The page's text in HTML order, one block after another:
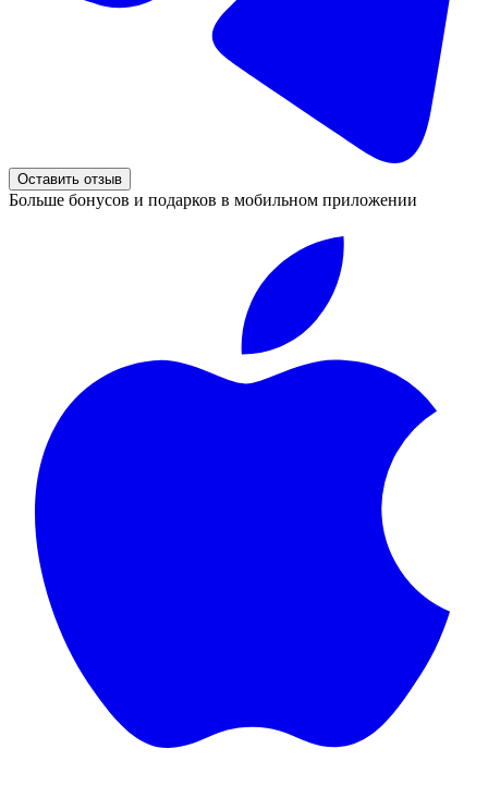
Оставить отзыв
Больше бонусов и подарков в мобильном приложении